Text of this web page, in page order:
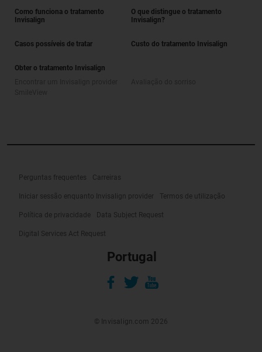
Como funciona o tratamento
Invisalign
O que distingue o tratamento
Invisalign?
Casos possíveis de tratar Custo do tratamento Invisalign
Obter o tratamento Invisalign
Perguntas frequentes Carreiras
Iniciar sessão enquanto Invisalign provider Termos de utilização
Política de privacidade Data Subject Request
Digital Services Act Request
Portugal
© Invisalign.com 2026